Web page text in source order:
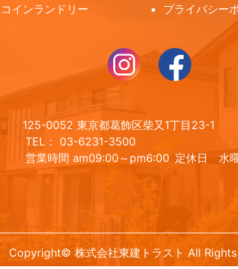
コインランドリー
プライバシー
125-0052 東京都葛飾区柴又1丁目23-1
TEL： 03-6231-3500
営業時間 am09:00～pm6:00 定休日 水
Copyright© 株式会社東建トラスト All